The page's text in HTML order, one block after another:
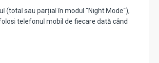
(total sau parțial în modul "Night Mode"),
telefonul mobil de fiecare dată când